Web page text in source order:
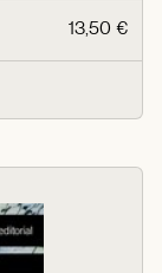
13,50 €